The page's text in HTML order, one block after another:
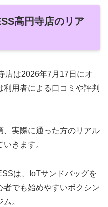
高円寺店のリア
店は2026年7月17日にオ
用者による口コミや評判
実際に通った方のリアル
きます。
は、IoTサンドバッグを
でも始めやすいボクシン
。